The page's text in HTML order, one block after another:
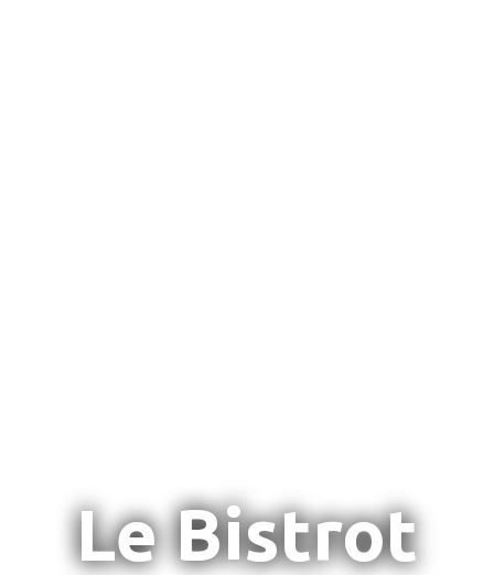
Le Bistrot